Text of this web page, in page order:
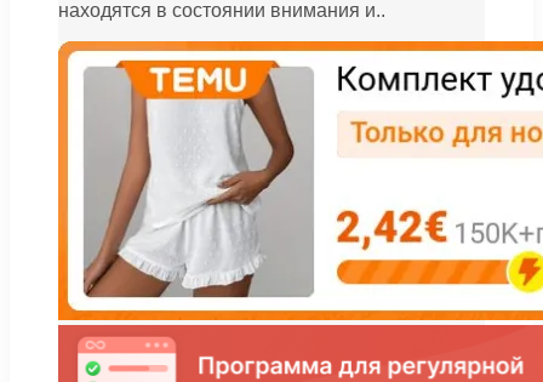
находятся в состоянии внимания и..